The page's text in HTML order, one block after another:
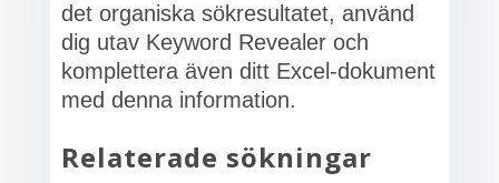
det organiska sökresultatet, använd
dig utav Keyword Revealer och
komplettera även ditt Excel-dokument
med denna information.
Relaterade sökningar